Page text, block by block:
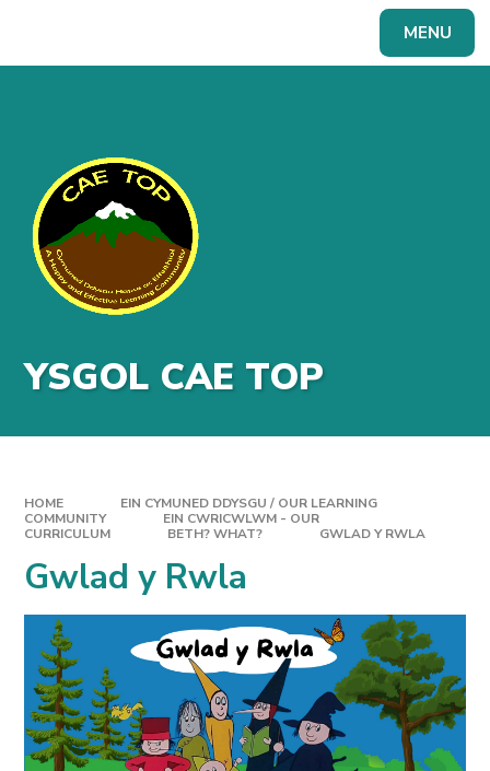
MENU
YSGOL CAE TOP
HOME
EIN CYMUNED DDYSGU / OUR LEARNING
COMMUNITY
EIN CWRICWLWM - OUR
CURRICULUM
BETH? WHAT? GWLAD Y RWLA
Gwlad y Rwla